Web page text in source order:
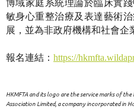
博域家庭系統理論於臨床實
敏身心重整治療及表達藝術
展，並為非政府機構和社會企
報名連結： https://
HKMFTA and its logo are the service marks of
Association Limited, a company incorporated in